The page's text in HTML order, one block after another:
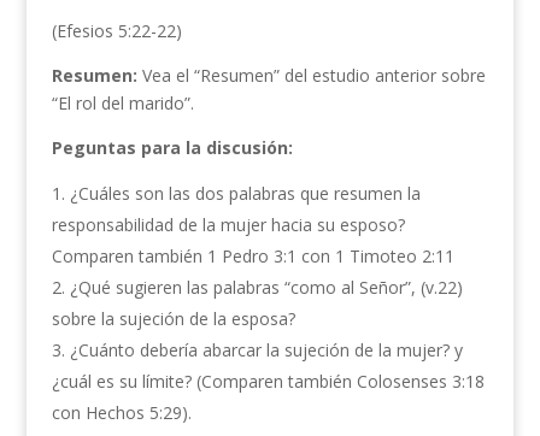
(Efesios 5:22-22)
Resumen: Vea el “Resumen” del estudio anterior sobre
“El rol del marido”.
Peguntas para la discusión:
¿Cuáles son las dos palabras que resumen la
responsabilidad de la mujer hacia su esposo?
Comparen también 1 Pedro 3:1 con 1 Timoteo 2:11
¿Qué sugieren las palabras “como al Señor”, (v.22)
sobre la sujeción de la esposa?
¿Cuánto debería abarcar la sujeción de la mujer? y
¿cuál es su límite? (Comparen también Colosenses 3:18
con Hechos 5:29).